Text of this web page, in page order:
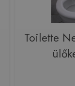
Toilette